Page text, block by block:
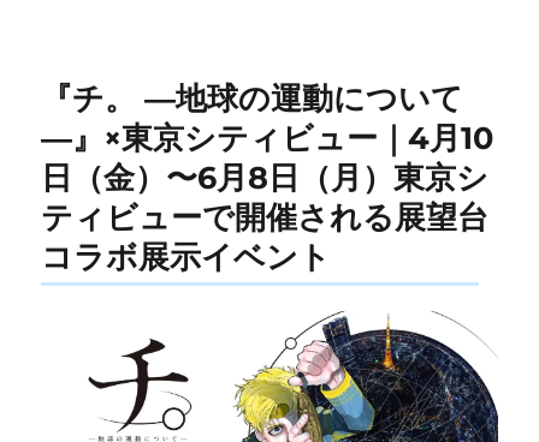
『チ。 ―地球の運動について
―』×東京シティビュー｜4月10
日（金）〜6月8日（月）東京シ
ティビューで開催される展望台
コラボ展示イベント